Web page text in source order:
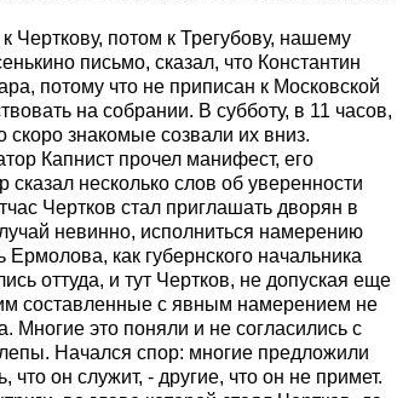
Черткову, потом к Трегубову, нашему
письмо, сказал, что Константин
потому что не приписан к Московской
на собрании. В субботу, в 11 часов,
знакомые созвали их вниз.
Капнист прочел манифест, его
несколько слов об уверенности
Чертков стал приглашать дворян в
невинно, исполниться намерению
Ермолова, как губернского начальника
оттуда, и тут Чертков, не допуская еще
составленные с явным намерением не
Многие это поняли и не согласились с
Начался спор: многие предложили
он служит, - другие, что он не примет.